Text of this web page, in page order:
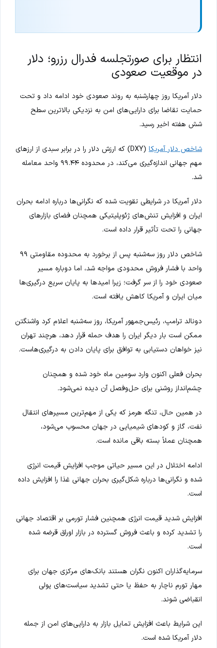
انتظار برای صورتجلسه فدرال رزرو؛ دلار
در موقعیت صعودی
دلار آمریکا روز چهارشنبه به روند صعودی خود ادامه داد و تحت
حمایت تقاضا برای دارایی‌های امن به نزدیکی بالاترین سطح
شش هفته اخیر رسید.
شاخص دلار آمریکا
(DXY) که ارزش دلار را در برابر سبدی از ارزهای
مهم جهانی اندازه‌گیری می‌کند، در محدوده ۹۹.۴۴ واحد معامله
شد.
دلار آمریکا در شرایطی تقویت شده که نگرانی‌ها درباره ادامه بحران
ایران و افزایش تنش‌های ژئوپلیتیکی همچنان فضای بازارهای
جهانی را تحت تأثیر قرار داده است.
شاخص دلار روز سه‌شنبه پس از برخورد به محدوده مقاومتی ۹۹
واحد با فشار فروش محدودی مواجه شد، اما دوباره مسیر
صعودی خود را از سر گرفت؛ زیرا امیدها به پایان سریع درگیری‌ها
میان ایران و آمریکا کاهش یافته است.
دونالد ترامپ، رئیس‌جمهور آمریکا، روز سه‌شنبه اعلام کرد واشنگتن
ممکن است بار دیگر ایران را هدف حمله قرار دهد، هرچند تهران
نیز خواهان دستیابی به توافق برای پایان دادن به درگیری‌هاست.
بحران فعلی اکنون وارد سومین ماه خود شده و همچنان
چشم‌انداز روشنی برای حل‌وفصل آن دیده نمی‌شود.
در همین حال، تنگه هرمز که یکی از مهم‌ترین مسیرهای انتقال
نفت، گاز و کودهای شیمیایی در جهان محسوب می‌شود،
همچنان عملاً بسته باقی مانده است.
ادامه اختلال در این مسیر حیاتی موجب افزایش قیمت انرژی
شده و نگرانی‌ها درباره شکل‌گیری بحران جهانی غذا را افزایش داده
است.
افزایش شدید قیمت انرژی همچنین فشار تورمی بر اقتصاد جهانی
را تشدید کرده و باعث فروش گسترده در بازار اوراق قرضه شده
است.
سرمایه‌گذاران اکنون نگران هستند بانک‌های مرکزی جهان برای
مهار تورم ناچار به حفظ یا حتی تشدید سیاست‌های پولی
انقباضی شوند.
این شرایط باعث افزایش تمایل بازار به دارایی‌های امن از جمله
دلار آمریکا شده است.